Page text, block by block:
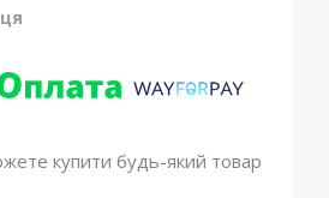
купити будь-який товар